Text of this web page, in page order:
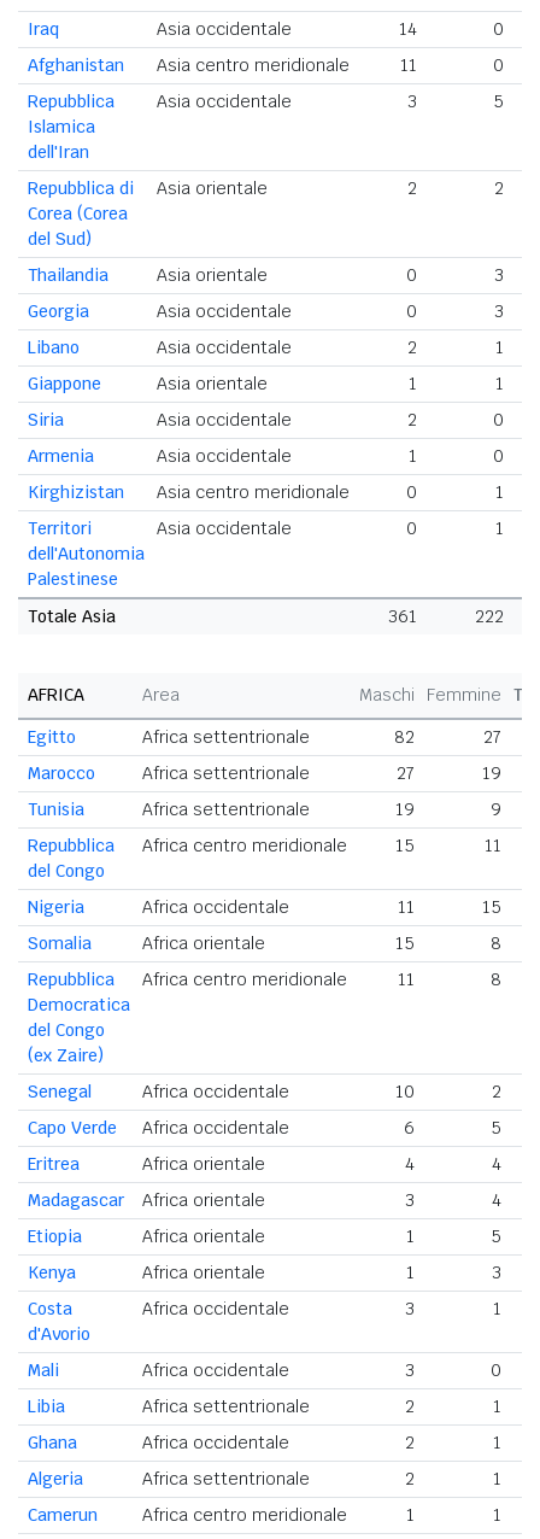
Iraq
Asia occidentale 14
0
Afghanistan
Asia centro meridionale 11
0
Repubblica
Islamica
dell'Iran
Asia occidentale 3 5
Repubblica di
Corea (Corea
del Sud)
Asia orientale 2 2
Thailandia Asia orientale 0
3
Georgia
Asia occidentale 0
3
Libano
Asia occidentale 2
1
Giappone
Asia orientale 1
1
Siria
Asia occidentale 2
0
Armenia
Asia occidentale 1
0
Kirghizistan
Asia centro meridionale 0
1
Territori
dell'Autonomia
Palestinese
Asia occidentale 0 1
Totale Asia 361 222
AFRICA Area Maschi Femmine
Egitto
Africa settentrionale 82 27
Marocco
Africa settentrionale 27
19
Tunisia
Africa settentrionale 19
9
Repubblica
del Congo
Africa centro meridionale 15 11
Nigeria Africa occidentale 11
15
Somalia
Africa orientale 15
8
Repubblica
Democratica
del Congo
(ex Zaire)
Africa centro meridionale 11 8
Senegal Africa occidentale 10
2
Capo Verde
Africa occidentale 6
5
Eritrea
Africa orientale 4
4
Madagascar
Africa orientale 3
4
Etiopia
Africa orientale 1
5
Kenya
Africa orientale 1
3
Costa
d'Avorio
Africa occidentale 3 1
Mali Africa occidentale 3
0
Libia
Africa settentrionale 2
1
Ghana
Africa occidentale 2
1
Algeria
Africa settentrionale 2
1
Camerun
Africa centro meridionale 1
1